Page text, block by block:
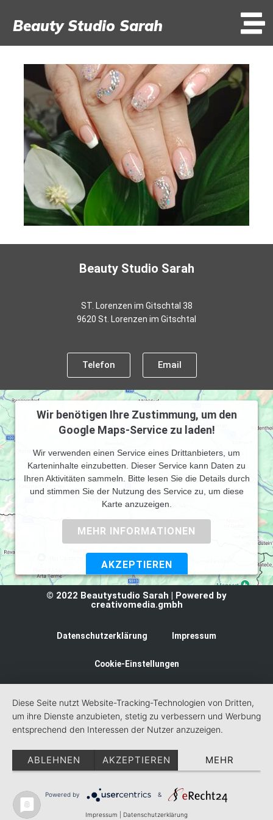
Beauty Studio Sarah
Beauty Studio Sarah
ST. Lorenzen im Gitschtal 38
9620 St. Lorenzen im Gitschtal
Telefon Email
Wir benötigen Ihre Zustimmung, um den
Google Maps-Service zu laden!
Wir verwenden einen Service eines Drittanbieters, um
Karteninhalte einzubetten. Dieser Service kann Daten zu
Ihren Aktivitäten sammeln. Bitte lesen Sie die Details durch
und stimmen Sie der Nutzung des Service zu, um diese
Karte anzuzeigen.
MEHR INFORMATIONEN
AKZEPTIEREN
Powered byUsercentrics Consent Management Platform
© 2022 Beautystudio Sarah | Powered by
creativomedia.gmbh
Datenschutzerklärung Impressum
Cookie-Einstellungen
Diese Seite nutzt Website-Tracking-Technologien von Dritten,
um ihre Dienste anzubieten, stetig zu verbessern und Werbung
entsprechend den Interessen der Nutzer anzuzeigen.
ABLEHNEN AKZEPTIEREN MEHR
Powered by &
Impressum Datenschutzerklärung